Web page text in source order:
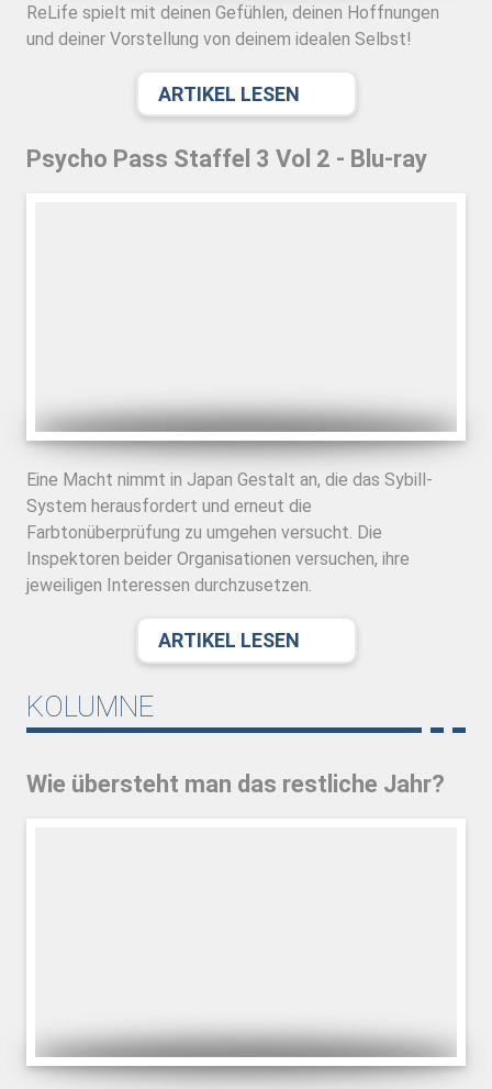
ReLife spielt mit deinen Gefühlen, deinen Hoffnungen
und deiner Vorstellung von deinem idealen Selbst!
ARTIKEL LESEN
Psycho Pass Staffel 3 Vol 2 - Blu-ray
Eine Macht nimmt in Japan Gestalt an, die das Sybill-
System herausfordert und erneut die
Farbtonüberprüfung zu umgehen versucht. Die
Inspektoren beider Organisationen versuchen, ihre
jeweiligen Interessen durchzusetzen.
ARTIKEL LESEN
KOLUMNE
Wie übersteht man das restliche Jahr?